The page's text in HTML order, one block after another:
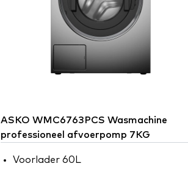
ASKO WMC6763PCS Wasmachine
professioneel afvoerpomp 7KG
Voorlader 60L